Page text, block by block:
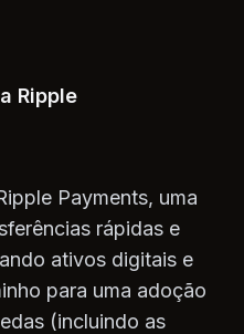
Ripple
Payments, uma
rápidas e
ativos digitais e
para uma adoção
(incluindo as